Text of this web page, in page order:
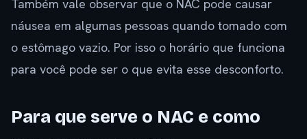
Também vale observar que o NAC pode causar
náusea em algumas pessoas quando tomado com
o estômago vazio. Por isso o horário que funciona
para você pode ser o que evita esse desconforto.
Para que serve o NAC e como